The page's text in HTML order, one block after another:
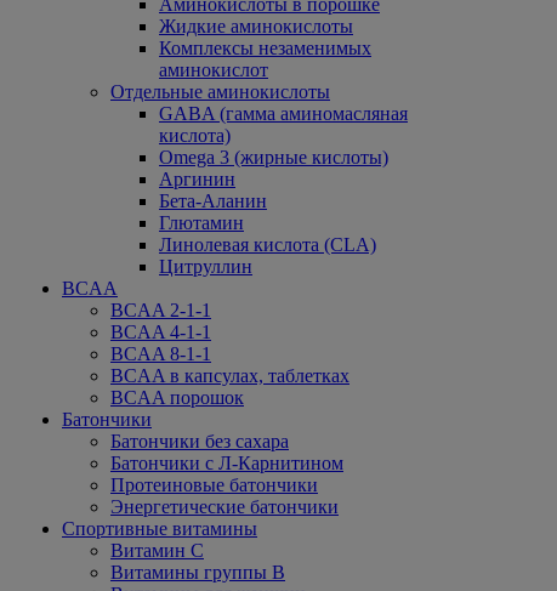
Аминокислоты в порошке
Жидкие аминокислоты
Комплексы незаменимых
аминокислот
Отдельные аминокислоты
GABA (гамма аминомасляная
кислота)
Omega 3 (жирные кислоты)
Аргинин
Бета-Аланин
Глютамин
Линолевая кислота (CLA)
Цитруллин
BCAA
BCAA 2-1-1
BCAA 4-1-1
BCAA 8-1-1
BCAA в капсулах, таблетках
BCAA порошок
Батончики
Батончики без сахара
Батончики с Л-Карнитином
Протеиновые батончики
Энергетические батончики
Спортивные витамины
Витамин С
Витамины группы В